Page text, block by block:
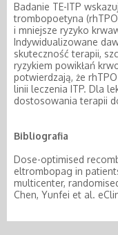
Badanie TE-ITP
trombopoetyna
i mniejsze ryzyko
Indywidualizowane
skuteczność terapii,
ryzykiem powikłań
potwierdzają, że
linii leczenia ITP. Dla
dostosowania terapii
Bibliografia
Dose-optimised
eltrombopag in
multicenter,
Chen, Yunfei et al.